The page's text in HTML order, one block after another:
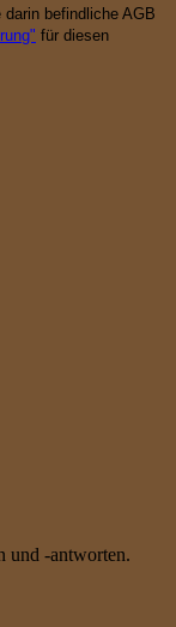
befindliche AGB
für diesen
und -antworten.